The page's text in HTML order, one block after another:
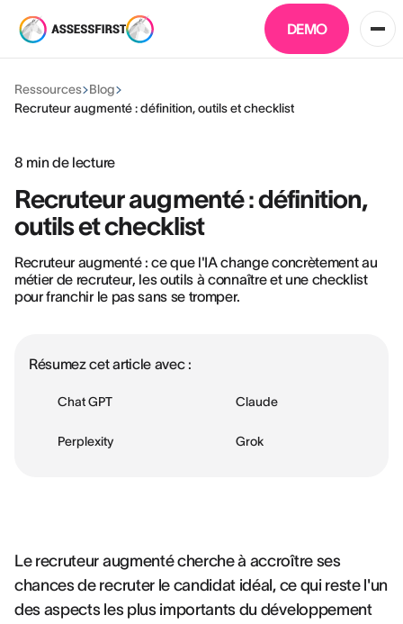
DEMO
Ressources Blog
Recruteur augmenté : définition, outils et checklist
8 min de lecture
Recruteur augmenté : définition,
outils et checklist
Recruteur augmenté : ce que l'IA change concrètement au
métier de recruteur, les outils à connaître et une checklist
pour franchir le pas sans se tromper.
Résumez cet article avec :
Chat GPT Claude
Perplexity Grok
Le recruteur augmenté cherche à accroître ses
chances de recruter le candidat idéal, ce qui reste l'un
des aspects les plus importants du développement